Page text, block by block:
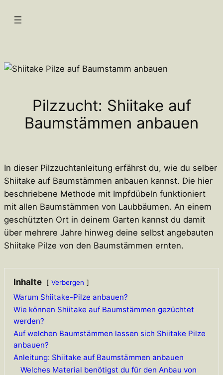
Inhalt
Pilzzucht: Shiitake auf
Baumstämmen anbauen
In dieser Pilzzuchtanleitung erfährst du, wie du selber
Shiitake auf Baumstämmen anbauen kannst. Die hier
beschriebene Methode mit Impfdübeln funktioniert
mit allen Baumstämmen von Laubbäumen. An einem
geschützten Ort in deinem Garten kannst du damit
über mehrere Jahre hinweg deine selbst angebauten
Shiitake Pilze von den Baumstämmen ernten.
Inhalte Verbergen
Warum Shiitake-Pilze anbauen?
Wie können Shiitake auf Baumstämmen gezüchtet
werden?
Auf welchen Baumstämmen lassen sich Shiitake Pilze
anbauen?
Anleitung: Shiitake auf Baumstämmen anbauen
Welches Material benötigst du für den Anbau von